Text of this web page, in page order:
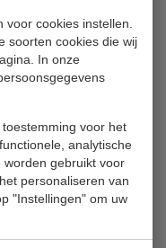
cookies instellen.
soorten cookies die wij
In onze
voor het
analytische
gebruikt voor
personaliseren van
"Instellingen" om uw
7950.0044
€ 1201,00
G
€ 1734,00